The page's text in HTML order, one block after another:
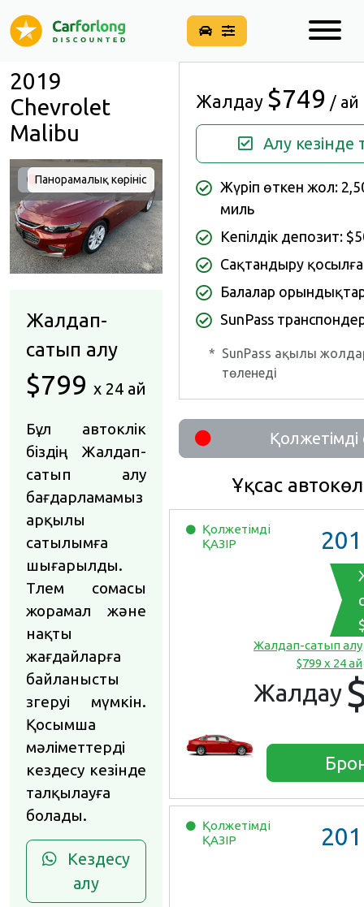
2019
Chevrolet
Malibu
Панорамалық көрініс
Қолжетімді емес
Жалдау $749 / ай
Алу кезінде
Жүріп өткен жол:
миль
Кепілдік депозит:
Сақтандыру
Балалар
SunPass
* SunPass ақылы
төленеді
Қолжетімді
Ұқсас
Қолжетімді
ҚАЗІР
Жалдап-сатып алу
$799 x 24 ай
Жалдау
Қолжетімді
ҚАЗІР
Жалдап-
сатып алу
$799 x 24 ай
Бұл автокөлік
біздің Жалдап-
сатып алу
бағдарламамыз
арқылы
сатылымға
шығарылды.
Төлем сомасы
жорамал және
нақты
жағдайларға
байланысты
өзгеруі мүмкін.
Қосымша
мәліметтерді
кездесу кезінде
талқылауға
болады.
Кездесу
алу